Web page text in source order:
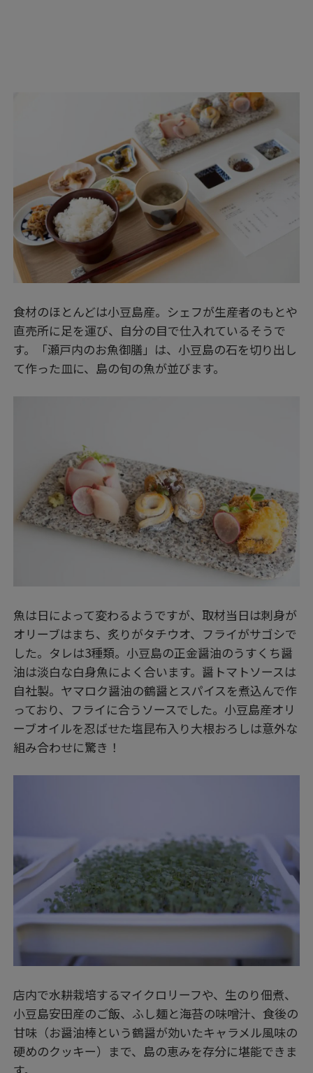
食材のほとんどは小豆島産。シェフが生産者のもとや
直売所に足を運び、自分の目で仕入れているそうで
す。「瀬戸内のお魚御膳」は、小豆島の石を切り出し
て作った皿に、島の旬の魚が並びます。
魚は日によって変わるようですが、取材当日は刺身が
オリーブはまち、炙りがタチウオ、フライがサゴシで
した。タレは3種類。小豆島の正金醤油のうすくち醤
油は淡白な白身魚によく合います。醤トマトソースは
自社製。ヤマロク醤油の鶴醤とスパイスを煮込んで作
っており、フライに合うソースでした。小豆島産オリ
ーブオイルを忍ばせた塩昆布入り大根おろしは意外な
組み合わせに驚き！
店内で水耕栽培するマイクロリーフや、生のり佃煮、
小豆島安田産のご飯、ふし麺と海苔の味噌汁、食後の
甘味（お醤油棒という鶴醤が効いたキャラメル風味の
硬めのクッキー）まで、島の恵みを存分に堪能できま